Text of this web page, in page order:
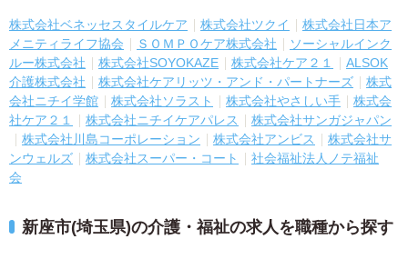
株式会社ベネッセスタイルケア 株式会社ツクイ
株式会社日本ア
メニティライフ協会
ＳＯＭＰＯケア株式会社
ソーシャルインク
ルー株式会社
株式会社SOYOKAZE 株式会社ケア２１
ALSOK
介護株式会社
株式会社ケアリッツ・アンド・パートナーズ
株式
会社ニチイ学館
株式会社ソラスト 株式会社やさしい手
株式会
社ケア２１
株式会社ニチイケアパレス
株式会社サンガジャパン
株式会社川島コーポレーション
株式会社アンビス
株式会社サ
ンウェルズ
株式会社スーパー・コート
社会福祉法人ノテ福祉
会
新座市(埼玉県)の介護・福祉の求人を職種から探す